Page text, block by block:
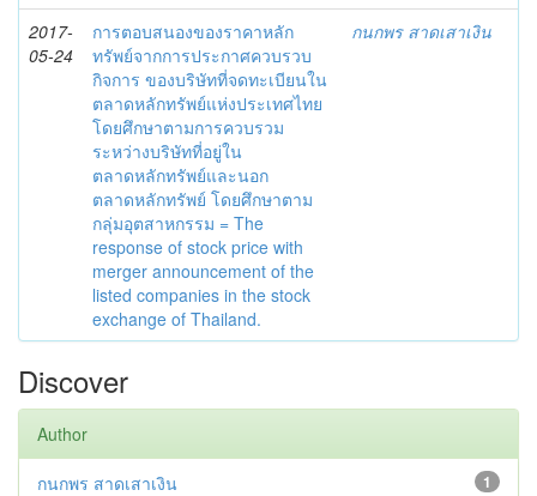
2017-
05-24
การตอบสนองของราคาหลัก
ทรัพย์จากการประกาศควบรวบ
กิจการ ของบริษัทที่จดทะเบียนใน
ตลาดหลักทรัพย์แห่งประเทศไทย
โดยศึกษาตามการควบรวม
ระหว่างบริษัทที่อยู่ใน
ตลาดหลักทรัพย์และนอก
ตลาดหลักทรัพย์ โดยศึกษาตาม
กลุ่มอุตสาหกรรม = The
response of stock price with
merger announcement of the
listed companies in the stock
exchange of Thailand.
กนกพร สาดเสาเงิน
Discover
Author
1
กนกพร สาดเสาเงิน